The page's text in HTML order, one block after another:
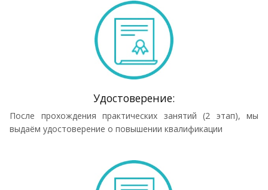
Удостоверение:
После прохождения практических занятий (2 этап), мы
выдаём удостоверение о повышении квалификации